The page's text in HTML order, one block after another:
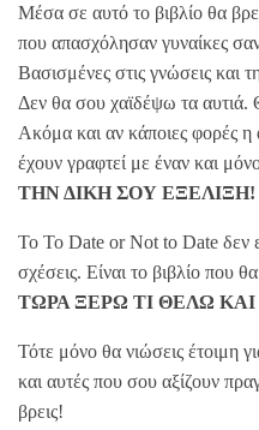
Μέσα σε αυτό το βιβλίο θα
που απασχόλησαν γυναίκες
Βασισμένες στις γνώσεις και
Δεν θα σου χαϊδέψω τα
Ακόμα και αν κάποιες φορές η
έχουν γραφτεί με έναν και
ΤΗΝ ΔΙΚΗ ΣΟΥ ΕΞΕΛΙΞΗ!
Το To Date or Not to Date δεν
σχέσεις. Είναι το βιβλίο που
ΤΩΡΑ ΞΕΡΩ ΤΙ ΘΕΛΩ
Τότε μόνο θα νιώσεις έτοιμη
και αυτές που σου αξίζουν
βρεις!